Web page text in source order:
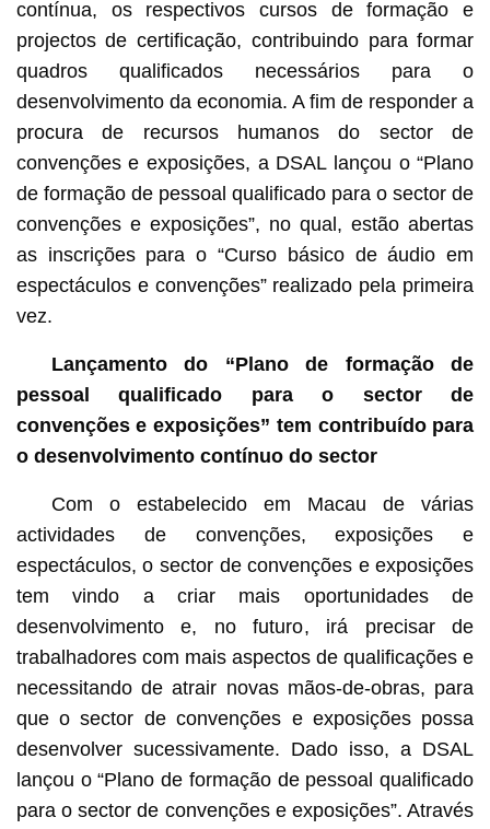
contínua, os respectivos cursos de formação e
projectos de certificação, contribuindo para formar
quadros qualificados necessários para o
desenvolvimento da economia. A fim de responder a
procura de recursos humanos do sector de
convenções e exposições, a DSAL lançou o “Plano
de formação de pessoal qualificado para o sector de
convenções e exposições”, no qual, estão abertas
as inscrições para o “Curso básico de áudio em
espectáculos e convenções” realizado pela primeira
vez.
Lançamento do “Plano de formação de
pessoal qualificado para o sector de
convenções e exposições” tem contribuído para
o desenvolvimento contínuo do sector
Com o estabelecido em Macau de várias
actividades de convenções, exposições e
espectáculos, o sector de convenções e exposições
tem vindo a criar mais oportunidades de
desenvolvimento e, no futuro, irá precisar de
trabalhadores com mais aspectos de qualificações e
necessitando de atrair novas mãos-de-obras, para
que o sector de convenções e exposições possa
desenvolver sucessivamente. Dado isso, a DSAL
lançou o “Plano de formação de pessoal qualificado
para o sector de convenções e exposições”. Através